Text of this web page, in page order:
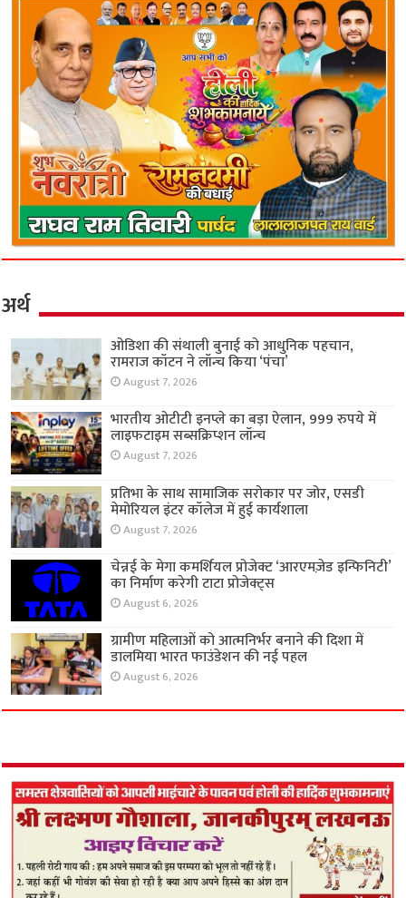
अर्थ
ओडिशा की संथाली बुनाई को आधुनिक पहचान,
रामराज कॉटन ने लॉन्च किया ‘पंचा’
August 7, 2026
भारतीय ओटीटी इनप्ले का बड़ा ऐलान, 999 रुपये में
लाइफटाइम सब्सक्रिप्शन लॉन्च
August 7, 2026
प्रतिभा के साथ सामाजिक सरोकार पर जोर, एसडी
मेमोरियल इंटर कॉलेज में हुई कार्यशाला
August 7, 2026
चेन्नई के मेगा कमर्शियल प्रोजेक्ट ‘आरएमज़ेड इन्फिनिटी’
का निर्माण करेगी टाटा प्रोजेक्ट्स
August 6, 2026
ग्रामीण महिलाओं को आत्मनिर्भर बनाने की दिशा में
डालमिया भारत फाउंडेशन की नई पहल
August 6, 2026